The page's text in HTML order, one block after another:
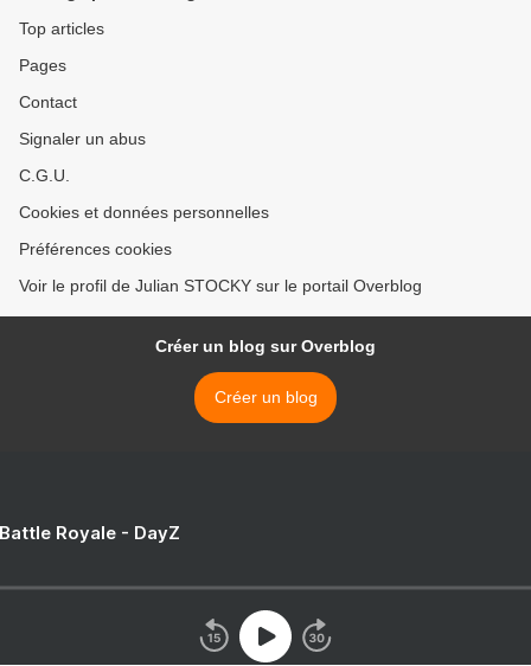
Top articles
Pages
Contact
Signaler un abus
C.G.U.
Cookies et données personnelles
Préférences cookies
Voir le profil de Julian STOCKY sur le portail Overblog
Créer un blog sur Overblog
Créer un blog
Royale - DayZ